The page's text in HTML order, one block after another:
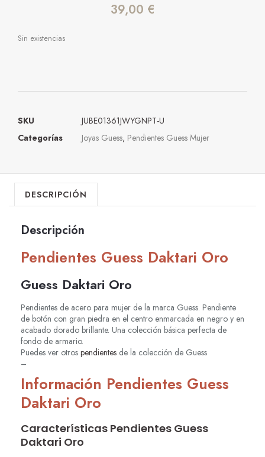
39,00 €
Sin existencias
SKU
JUBE01361JWYGNPT-U
Categorías
Joyas Guess, Pendientes Guess Mujer
DESCRIPCIÓN
Descripción
Pendientes Guess Daktari Oro
Guess Daktari Oro
Pendientes de acero para mujer de la marca Guess. Pendiente
de botón con gran piedra en el centro enmarcada en negro y en
acabado dorado brillante. Una colección básica perfecta de
fondo de armario.
Puedes ver otros pendientes de la colección de Guess
–
Información Pendientes Guess
Daktari Oro
Características Pendientes Guess
Daktari Oro